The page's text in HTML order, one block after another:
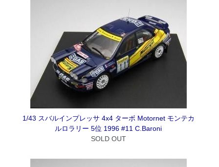
1/43 スバルインプレッサ 4x4 ターボ Motornet モンテカ
ルロラリー 5位 1996 #11 C.Baroni
SOLD OUT